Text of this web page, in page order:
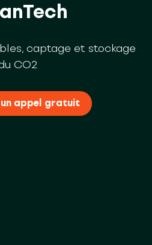
captage et stockage
CO2
un appel gratuit